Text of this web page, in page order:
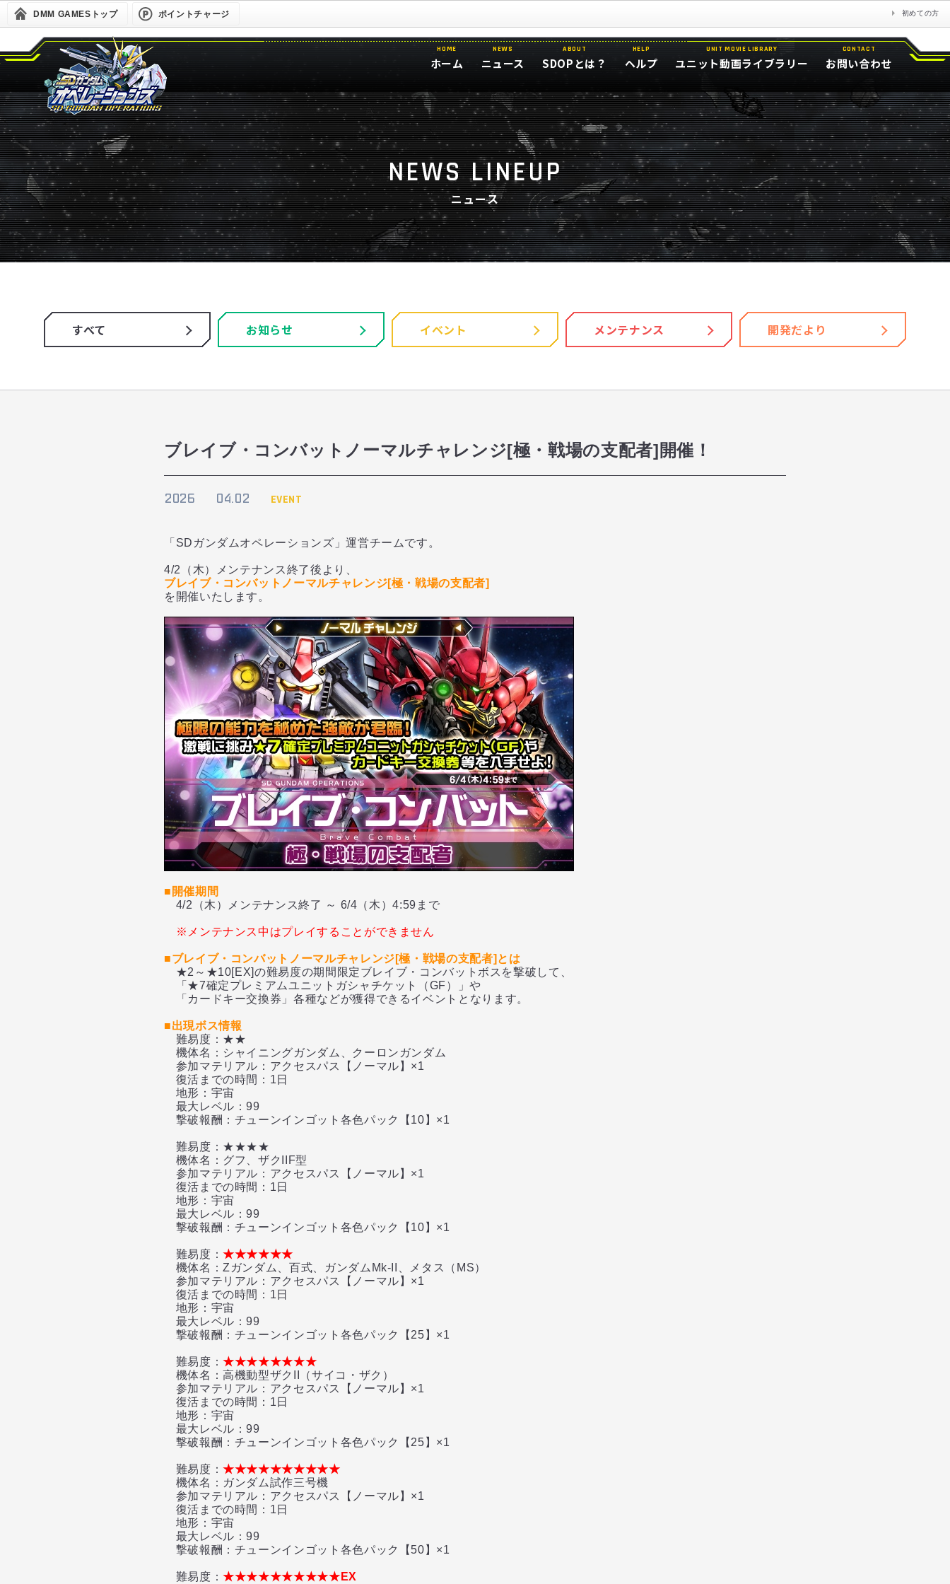
DMM GAMESトップ ポイントチャージ 初めての方
HOME
ホーム
NEWS
ニュース
ABOUT
SDOPとは？
HELP
ヘルプ
UNIT MOVIE LIBRARY
ユニット動画ライブラリー
CONTACT
お問い合わせ
NEWS LINEUP
ニュース
すべて お知らせ イベント メンテナンス 開発だより
ブレイブ・コンバットノーマルチャレンジ[極・戦場の支配者]開催！
2026 04.02 EVENT
「SDガンダムオペレーションズ」運営チームです。
4/2（木）メンテナンス終了後より、
ブレイブ・コンバットノーマルチャレンジ[極・戦場の支配者]
を開催いたします。
■開催期間
4/2（木）メンテナンス終了 ～ 6/4（木）4:59まで
※メンテナンス中はプレイすることができません
■ブレイブ・コンバットノーマルチャレンジ[極・戦場の支配者]とは
★2～★10[EX]の難易度の期間限定ブレイブ・コンバットボスを撃破して、
「★7確定プレミアムユニットガシャチケット（GF）」や
「カードキー交換券」各種などが獲得できるイベントとなります。
■出現ボス情報
難易度：★★
機体名：シャイニングガンダム、クーロンガンダム
参加マテリアル：アクセスパス【ノーマル】×1
復活までの時間：1日
地形：宇宙
最大レベル：99
撃破報酬：チューンインゴット各色パック【10】×1
難易度：★★★★
機体名：グフ、ザクIIF型
参加マテリアル：アクセスパス【ノーマル】×1
復活までの時間：1日
地形：宇宙
最大レベル：99
撃破報酬：チューンインゴット各色パック【10】×1
難易度：★★★★★★
機体名：Zガンダム、百式、ガンダムMk-II、メタス（MS）
参加マテリアル：アクセスパス【ノーマル】×1
復活までの時間：1日
地形：宇宙
最大レベル：99
撃破報酬：チューンインゴット各色パック【25】×1
難易度：★★★★★★★★
機体名：高機動型ザクII（サイコ・ザク）
参加マテリアル：アクセスパス【ノーマル】×1
復活までの時間：1日
地形：宇宙
最大レベル：99
撃破報酬：チューンインゴット各色パック【25】×1
難易度：★★★★★★★★★★
機体名：ガンダム試作三号機
参加マテリアル：アクセスパス【ノーマル】×1
復活までの時間：1日
地形：宇宙
最大レベル：99
撃破報酬：チューンインゴット各色パック【50】×1
難易度：★★★★★★★★★★EX